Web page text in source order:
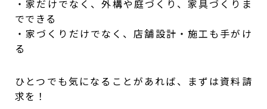
・家だけでなく、外構や庭づくり、家具づくりま
でできる
・家づくりだけでなく、店舗設計・施工も手がけ
る
ひとつでも気になることがあれば、まずは資料請
求を！